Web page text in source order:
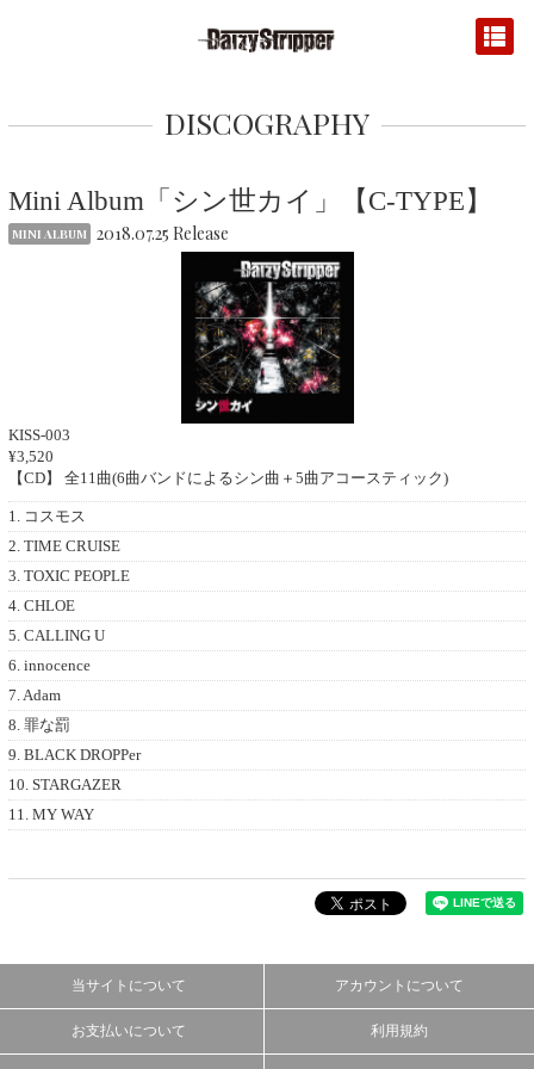
DISCOGRAPHY
Mini Album「シン世カイ」【C-TYPE】
MINI ALBUM 2018.07.25 Release
KISS-003
¥3,520
【CD】 全11曲(6曲バンドによるシン曲＋5曲アコースティック)
1. コスモス
2. TIME CRUISE
3. TOXIC PEOPLE
4. CHLOE
5. CALLING U
6. innocence
7. Adam
8. 罪な罰
9. BLACK DROPPer
10. STARGAZER
11. MY WAY
当サイトについて アカウントについて
お支払いについて 利用規約